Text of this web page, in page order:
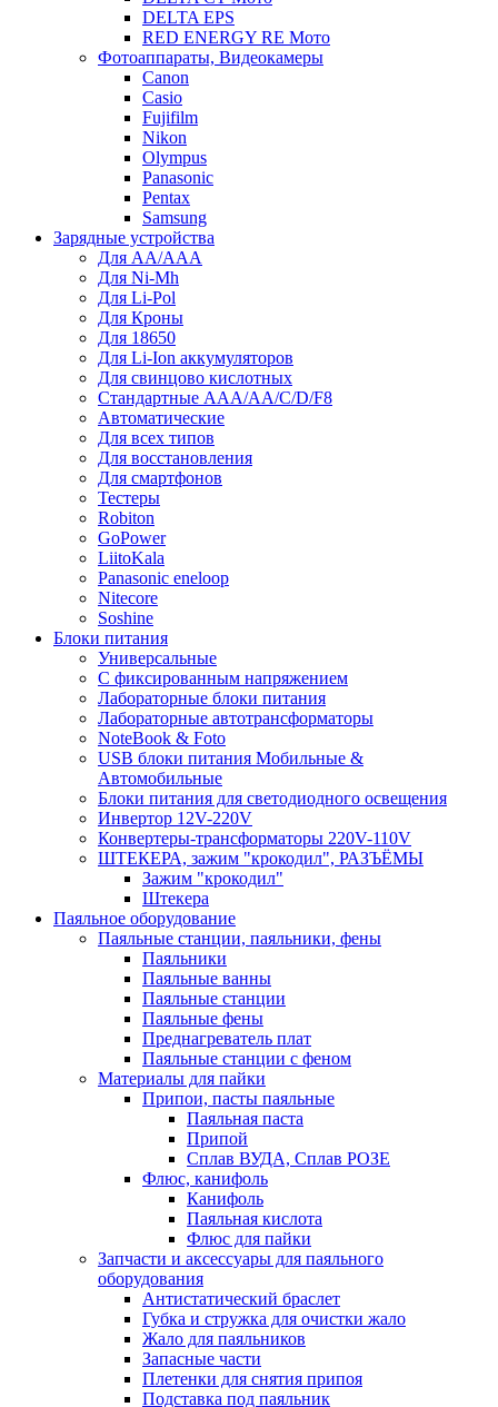
DELTA EPS
RED ENERGY RE Мото
Фотоаппараты, Видеокамеры
Canon
Casio
Fujifilm
Nikon
Olympus
Panasonic
Pentax
Samsung
Зарядные устройства
Для AA/AAA
Для Ni-Mh
Для Li-Pol
Для Кроны
Для 18650
Для Li-Ion аккумуляторов
Для свинцово кислотных
Стандартные ААА/АА/С/D/F8
Автоматические
Для всех типов
Для восстановления
Для смартфонов
Тестеры
Robiton
GoPower
LiitoKala
Panasonic eneloop
Nitecore
Soshine
Блоки питания
Универсальные
C фиксированным напряжением
Лабораторные блоки питания
Лабораторные автотрансформаторы
NoteBook & Foto
USB блоки питания Мобильные &
Автомобильные
Блоки питания для светодиодного освещения
Инвертор 12V-220V
Конвертеры-трансформаторы 220V-110V
ШТЕКЕРА, зажим "крокодил", РАЗЪЁМЫ
Зажим "крокодил"
Штекера
Паяльное оборудование
Паяльные станции, паяльники, фены
Паяльники
Паяльные ванны
Паяльные станции
Паяльные фены
Преднагреватель плат
Паяльные станции с феном
Материалы для пайки
Припои, пасты паяльные
Паяльная паста
Припой
Сплав ВУДА, Сплав РОЗЕ
Флюс, канифоль
Канифоль
Паяльная кислота
Флюс для пайки
Запчасти и аксессуары для паяльного
оборудования
Антистатический браслет
Губка и стружка для очистки жало
Жало для паяльников
Запасные части
Плетенки для снятия припоя
Подставка под паяльник